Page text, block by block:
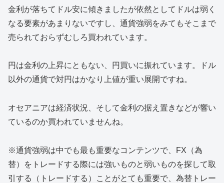
金利が落ちてドル安に傾きましたが依然としてドルは弱く
なる要素があまりないですし、通貨強弱をみてもそこまで
売られておらずむしろ買われています。
円は金利の上昇にともない、円買いに振れています。ドル
以外の通貨で対円はかなり上値が重い展開ですね。
オセアニアは経済状況、そして金利の据え置きなどが響い
ているのか買われていませんね。
※通貨強弱は中でも最も重要なコンテンツで、FX（為
替）をトレードする際には強いものと弱いものを探して取
引する（トレードする）ことがとても重要で、為替トレー